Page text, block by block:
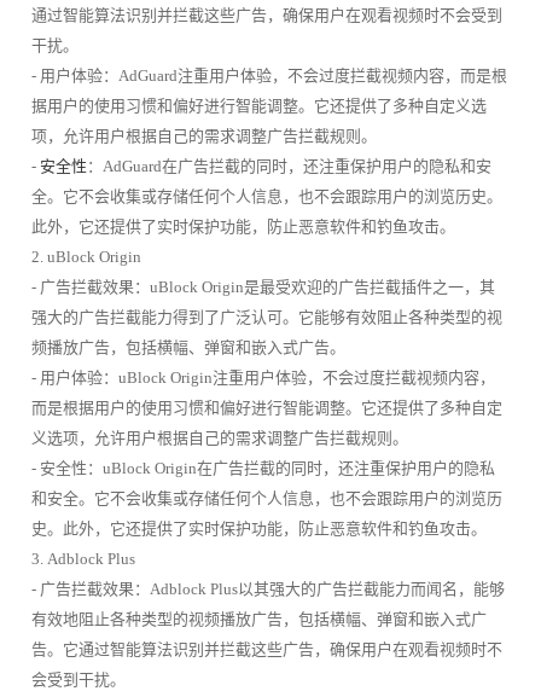
通过智能算法识别并拦截这些广告，确保用户在观看视频时不会受到
干扰。
- 用户体验：AdGuard注重用户体验，不会过度拦截视频内容，而是根
据用户的使用习惯和偏好进行智能调整。它还提供了多种自定义选
项，允许用户根据自己的需求调整广告拦截规则。
- 安全性 ：AdGuard在广告拦截的同时，还注重保护用户的隐私和安
全。它不会收集或存储任何个人信息，也不会跟踪用户的浏览历史。
此外，它还提供了实时保护功能，防止恶意软件和钓鱼攻击。
2. uBlock Origin
- 广告拦截效果：uBlock Origin是最受欢迎的广告拦截插件之一，其
强大的广告拦截能力得到了广泛认可。它能够有效阻止各种类型的视
频播放广告，包括横幅、弹窗和嵌入式广告。
- 用户体验：uBlock Origin注重用户体验，不会过度拦截视频内容，
而是根据用户的使用习惯和偏好进行智能调整。它还提供了多种自定
义选项，允许用户根据自己的需求调整广告拦截规则。
- 安全性：uBlock Origin在广告拦截的同时，还注重保护用户的隐私
和安全。它不会收集或存储任何个人信息，也不会跟踪用户的浏览历
史。此外，它还提供了实时保护功能，防止恶意软件和钓鱼攻击。
3. Adblock Plus
- 广告拦截效果：Adblock Plus以其强大的广告拦截能力而闻名，能够
有效地阻止各种类型的视频播放广告，包括横幅、弹窗和嵌入式广
告。它通过智能算法识别并拦截这些广告，确保用户在观看视频时不
会受到干扰。